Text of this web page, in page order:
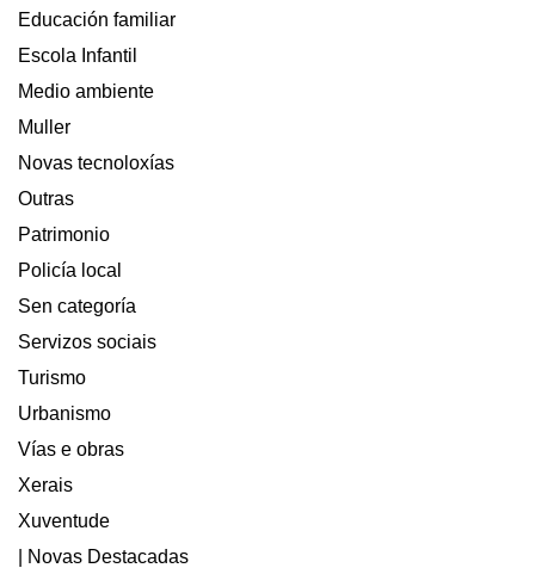
Educación familiar
Escola Infantil
Medio ambiente
Muller
Novas tecnoloxías
Outras
Patrimonio
Policía local
Sen categoría
Servizos sociais
Turismo
Urbanismo
Vías e obras
Xerais
Xuventude
| Novas Destacadas